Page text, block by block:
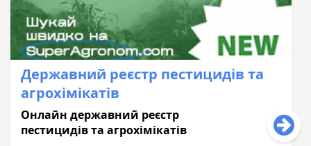
Державний реєстр пестицидів та
агрохімікатів
Онлайн державний реєстр
пестицидів та агрохімікатів